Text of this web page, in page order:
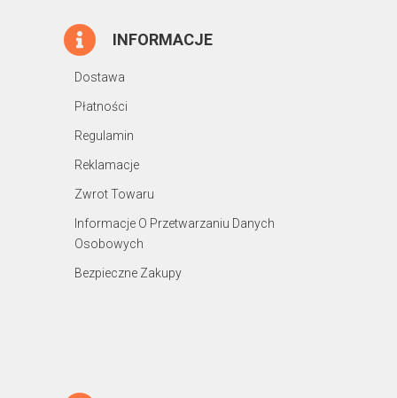
INFORMACJE
Dostawa
Płatności
Regulamin
Reklamacje
Zwrot Towaru
Informacje O Przetwarzaniu Danych
Osobowych
Bezpieczne Zakupy